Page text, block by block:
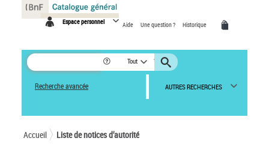
Espace personnel Aide Une question ? Historique
Tout
Recherche avancée AUTRES RECHERCHES
Accueil Liste de notices d’autorité
Panneau de gestion des cookies